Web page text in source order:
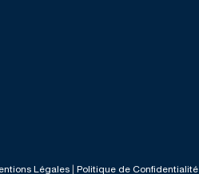
Légales Politique de Confidentialité